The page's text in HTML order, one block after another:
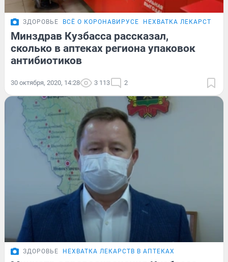
ЗДОРОВЬЕ ВСЁ О КОРОНАВИРУСЕ НЕХВАТКА ЛЕКАРСТВ В
Минздрав Кузбасса рассказал,
сколько в аптеках региона упаковок
антибиотиков
30 октября, 2020, 14:28 3 113 2
ЗДОРОВЬЕ НЕХВАТКА ЛЕКАРСТВ В АПТЕКАХ